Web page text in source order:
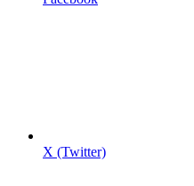
X (Twitter)